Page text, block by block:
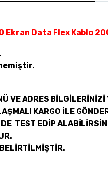
Ekran Data Flex Kablo
VE ADRES BİLGİLERİNİZİ
KARGO İLE
TEST EDİP